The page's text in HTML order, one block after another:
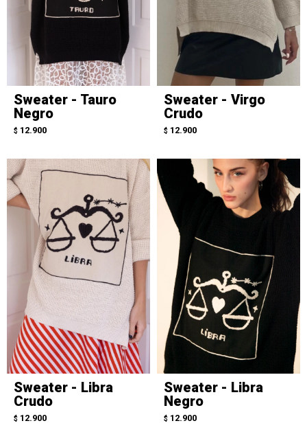
Sweater - Tauro
Negro
$ 12.900
Sweater - Virgo
Crudo
$ 12.900
Sweater - Libra
Crudo
$ 12.900
Sweater - Libra
Negro
$ 12.900